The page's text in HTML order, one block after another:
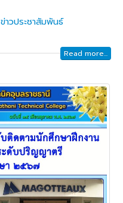
ข่าวประชาสัมพันธ์
Read more...